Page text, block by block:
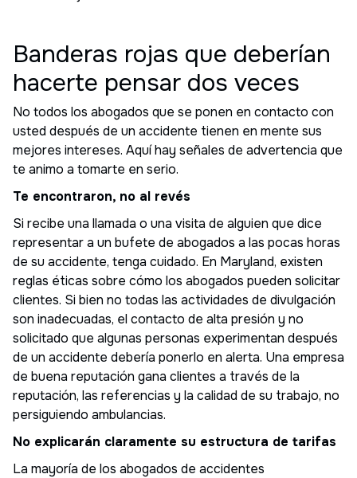
Banderas rojas que deberían
hacerte pensar dos veces
No todos los abogados que se ponen en contacto con
usted después de un accidente tienen en mente sus
mejores intereses. Aquí hay señales de advertencia que
te animo a tomarte en serio.
Te encontraron, no al revés
Si recibe una llamada o una visita de alguien que dice
representar a un bufete de abogados a las pocas horas
de su accidente, tenga cuidado. En Maryland, existen
reglas éticas sobre cómo los abogados pueden solicitar
clientes. Si bien no todas las actividades de divulgación
son inadecuadas, el contacto de alta presión y no
solicitado que algunas personas experimentan después
de un accidente debería ponerlo en alerta. Una empresa
de buena reputación gana clientes a través de la
reputación, las referencias y la calidad de su trabajo, no
persiguiendo ambulancias.
No explicarán claramente su estructura de tarifas
La mayoría de los abogados de accidentes